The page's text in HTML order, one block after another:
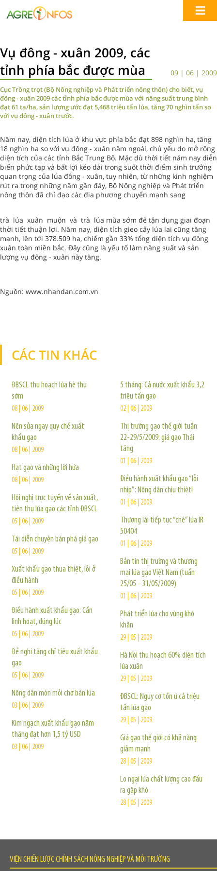
Vụ đông - xuân 2009, các
tỉnh phía bắc được mùa
09 | 06 | 2009
Cục Trồng trọt (Bộ Nông nghiệp và Phát triển nông thôn) cho biết, vụ
đông - xuân 2009 các tỉnh phía bắc được mùa với năng suất trung bình
đạt 61 tạ/ha, sản lượng ước đạt 5,468 triệu tấn lúa, tăng 70 nghìn tấn so
với vụ đông - xuân trước.
Năm nay, diện tích lúa ở khu vực phía bắc đạt 898 nghìn ha, tăng
18 nghìn ha so với vụ đông - xuân năm ngoái, chủ yếu do mở rộng
diện tích của các tỉnh Bắc Trung Bộ. Mặc dù thời tiết năm nay diễn
biến phức tạp và bất lợi kéo dài trong suốt thời điểm sinh trưởng
quan trọng của lúa đông - xuân, tuy nhiên, từ những kinh nghiệm
rút ra trong những năm gần đây, Bộ Nông nghiệp và Phát triển
nông thôn đã chỉ đạo các địa phương chuyển mạnh sang
trà lúa xuân muộn và trà lúa mùa sớm để tận dụng giai đoạn
thời tiết thuận lợi. Năm nay, diện tích gieo cấy lúa lai cũng tăng
mạnh, lên tới 378.509 ha, chiếm gần 33% tổng diện tích vụ đông
xuân toàn miền bắc. Ðây cũng là yếu tố làm năng suất và sản
lượng vụ đông - xuân này tăng.
Nguồn: www.nhandan.com.vn
CÁC TIN KHÁC
ĐBSCL thu hoạch lúa hè thu
sớm
08 | 06 | 2009
Nên sửa ngay quy chế xuất
khẩu gạo
08 | 06 | 2009
Hạt gạo và những lời hứa
08 | 06 | 2009
Hội nghị trực tuyến về sản xuất,
tiên thụ lúa gạo các tỉnh ĐBSCL
05 | 06 | 2009
Tái diễn chuyện bán phá giá gạo
05 | 06 | 2009
Xuất khẩu gạo thua thiệt, lỗi ở
điều hành
05 | 06 | 2009
Điều hành xuất khẩu gạo: Cần
linh hoạt, đúng lúc
05 | 06 | 2009
Đề nghị tăng chỉ tiêu xuất khẩu
gạo
05 | 06 | 2009
Nông dân mòn mỏi chờ bán lúa
03 | 06 | 2009
Kim ngạch xuất khẩu gạo năm
tháng đạt hơn 1,5 tỷ USD
03 | 06 | 2009
5 tháng: Cả nước xuất khẩu 3,2
triệu tấn gạo
02 | 06 | 2009
Thị trường gạo thế giới tuần
22-29/5/2009: giá gạo Thái
tăng
01 | 06 | 2009
Điều hành xuất khẩu gạo “lỗi
nhịp”: Nông dân chịu thiệt!
01 | 06 | 2009
Thương lái tiếp tục “chê” lúa IR
50404
01 | 06 | 2009
Bản tin thị trường và thương
mại lúa gạo Việt Nam (tuần
25/05 - 31/05/2009)
01 | 06 | 2009
Phát triển lúa cho vùng khó
khăn
29 | 05 | 2009
Hà Nội thu hoạch 60% diện tích
lúa xuân
29 | 05 | 2009
ĐBSCL: Nguy cơ tồn ứ cả triệu
tấn lúa gạo
29 | 05 | 2009
Giá gạo thế giới có khả năng
giảm mạnh
28 | 05 | 2009
Lo ngại lúa chất lượng cao đầu
ra gặp khó
28 | 05 | 2009
VIỆN CHIẾN LƯỢC CHÍNH SÁCH NÔNG NGHIỆP VÀ MÔI TRƯỜNG